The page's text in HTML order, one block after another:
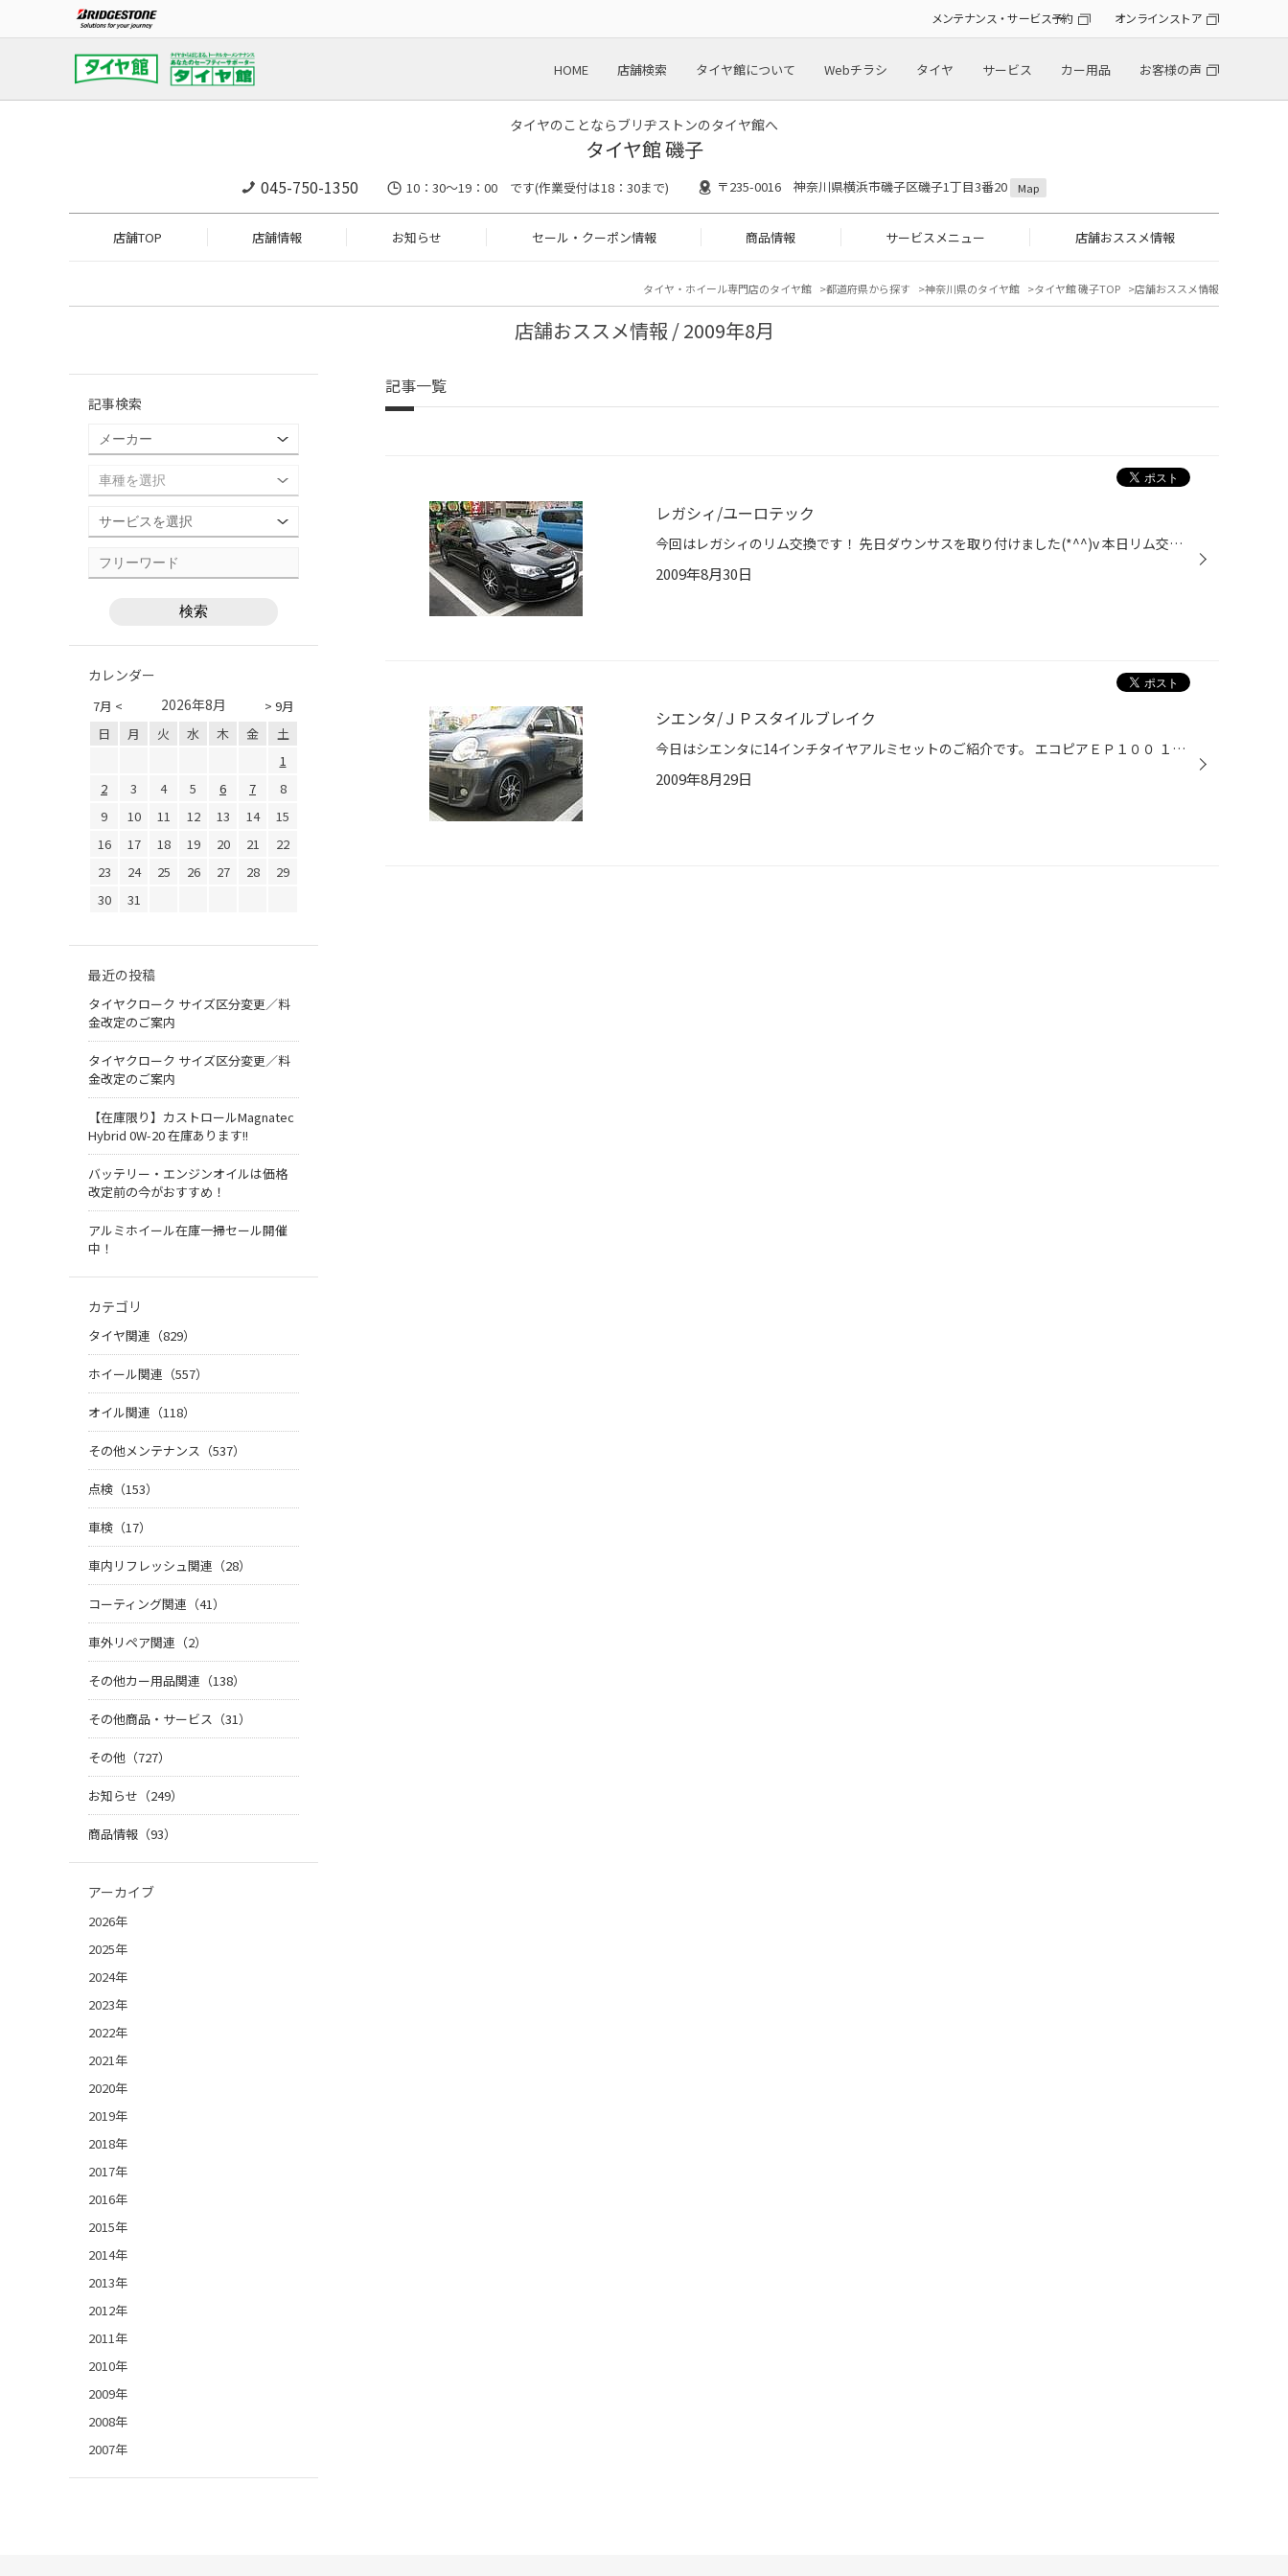
メンテナンス・サービス予約 オンラインストア
HOME 店舗検索 タイヤ館について Webチラシ タイヤ サービス カー用品 お客様の声
タイヤのことならブリヂストンのタイヤ館へ
タイヤ館 磯子
045-750-1350 10：30～19：00 です(作業受付は18：30まで) 〒235-0016 神奈川県横浜市磯子区磯子1丁目3番20 Map
店舗TOP 店舗情報 お知らせ セール・クーポン情報 商品情報 サービスメニュー 店舗おススメ情報
タイヤ・ホイール専門店のタイヤ館 都道府県から探す 神奈川県のタイヤ館 タイヤ館 磯子TOP 店舗おススメ情報
店舗おススメ情報 / 2009年8月
記事一覧
レガシィ/ユーロテック
今回はレガシィのリム交換です！ 先日ダウンサスを取り付けました(*^^)v 本日リム交換とアライメントです！ ユーロテックs10rはブラックポリッシュにマットクリアーを吹き付けたカラーリングになります。 見た目も渋いですね(*^。^*) タイヤがまだ新しく、柔らかい状態であれば リム交換可能になり...
2009年8月30日
シエンタ/ＪＰスタイルブレイク
今日はシエンタに14インチタイヤアルミセットのご紹介です。 エコピアＥＰ１００ １７５/７０Ｒ１４ ＪＰスタイルブレイク 14×5.5 タイヤ交換にてご来店いただきました(*^^)v 燃費を気にされていましたので エコピアとアルミのセットをご紹介！！ 鉄ホイールからアルミに変えたので軽量化！ さらに...
2009年8月29日
記事検索
カレンダー
7月 < > 9月
2026年8月
日 月 火 水 木 金
土
1
2
3 4 5 6 7
8
9
10 11 12 13 14
15
16
17 18 19 20 21
22
23
24 25 26 27 28
29
30
31
最近の投稿
タイヤクローク サイズ区分変更／料
金改定のご案内
タイヤクローク サイズ区分変更／料
金改定のご案内
【在庫限り】カストロールMagnatec
Hybrid 0W-20 在庫あります!!
バッテリー・エンジンオイルは価格
改定前の今がおすすめ！
アルミホイール在庫一掃セール開催
中！
カテゴリ
タイヤ関連（829）
ホイール関連（557）
オイル関連（118）
その他メンテナンス（537）
点検（153）
車検（17）
車内リフレッシュ関連（28）
コーティング関連（41）
車外リペア関連（2）
その他カー用品関連（138）
その他商品・サービス（31）
その他（727）
お知らせ（249）
商品情報（93）
アーカイブ
2026年
2025年
2024年
2023年
2022年
2021年
2020年
2019年
2018年
2017年
2016年
2015年
2014年
2013年
2012年
2011年
2010年
2009年
2008年
2007年